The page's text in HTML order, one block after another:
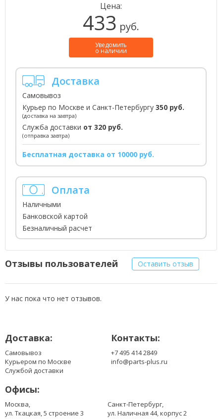
Цена:
433 руб.
Уведомить
о наличии
Доставка
Самовывоз
Курьер по Москве и Санкт-Петербургу 350 руб.
(доставка на завтра)
Служба доставки от 320 руб.
(отправка завтра)
Бесплатная доставка от 10000 руб.
Оплата
Наличными
Банковской картой
Безналичный расчет
Отзывы пользователей Оставить отзыв
У нас пока что нет отзывов.
Доставка:
Самовывоз
Курьером по Москве
Службой доставки
Контакты:
+7 495 414 2849
info@parts-plus.ru
Офисы:
Москва,
ул. Ткацкая, 5 строение 3
Санкт-Петербург,
ул. Наличная 44, корпус 2